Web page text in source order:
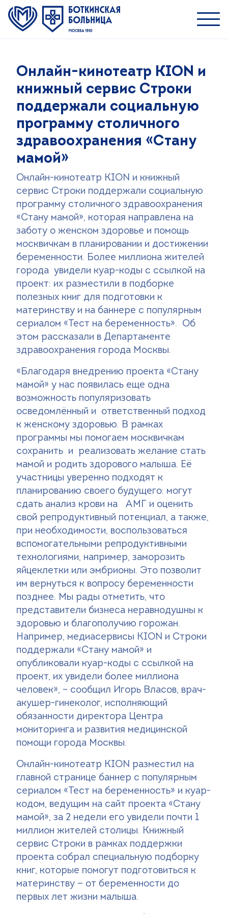
Специалистам
О ММНКЦ им. С.П. Боткина
Найти врача
Лечение
Пациентам и посетителям
Платные услуги
Медицинский туризм
Контакты
Поиск
Версия для слабовидящих
+7 (499) 490-03-03
+7 (800) 600-31-41
8:00-20:00 будни
8:00-18:00 выходные
Записаться на прием
Онлайн-кинотеатр KION и
книжный сервис Строки
поддержали социальную
программу столичного
здравоохранения «Стану
мамой»
Онлайн-кинотеатр KION и книжный
сервис Строки поддержали социальную
программу столичного здравоохранения
«Стану мамой», которая направлена на
заботу о женском здоровье и помощь
москвичкам в планировании и достижении
беременности. Более миллиона жителей
города увидели куар-коды с ссылкой на
проект: их разместили в подборке
полезных книг для подготовки к
материнству и на баннере с популярным
сериалом «Тест на беременность». Об
этом рассказали в Департаменте
здравоохранения города Москвы.
«Благодаря внедрению проекта «Стану
мамой» у нас появилась еще одна
возможность популяризовать
осведомлённый и ответственный подход
к женскому здоровью. В рамках
программы мы помогаем москвичкам
сохранить и реализовать желание стать
мамой и родить здорового малыша. Её
участницы уверенно подходят к
планированию своего будущего: могут
сдать анализ крови на АМГ и оценить
свой репродуктивный потенциал, а также,
при необходимости, воспользоваться
вспомогательными репродуктивными
технологиями, например, заморозить
яйцеклетки или эмбрионы. Это позволит
им вернуться к вопросу беременности
позднее. Мы рады отметить, что
представители бизнеса неравнодушны к
здоровью и благополучию горожан.
Например, медиасервисы KION и Строки
поддержали «Стану мамой» и
опубликовали куар-коды с ссылкой на
проект, их увидели более миллиона
человек», – сообщил Игорь Власов, врач-
акушер-гинеколог, исполняющий
обязанности директора Центра
мониторинга и развития медицинской
помощи города Москвы.
Онлайн-кинотеатр KION разместил на
главной странице баннер с популярным
сериалом «Тест на беременность» и куар-
кодом, ведущим на сайт проекта «Стану
мамой», за 2 недели его увидели почти 1
миллион жителей столицы. Книжный
сервис Строки в рамках поддержки
проекта собрал специальную подборку
книг, которые помогут подготовиться к
материнству — от беременности до
первых лет жизни малыша.